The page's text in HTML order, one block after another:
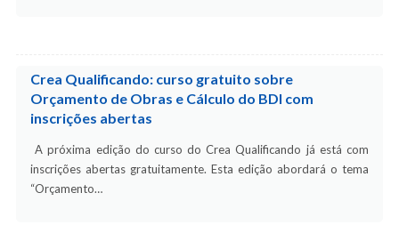
Crea Qualificando: curso gratuito sobre
Orçamento de Obras e Cálculo do BDI com
inscrições abertas
A próxima edição do curso do Crea Qualificando já está com
inscrições abertas gratuitamente. Esta edição abordará o tema
“Orçamento…